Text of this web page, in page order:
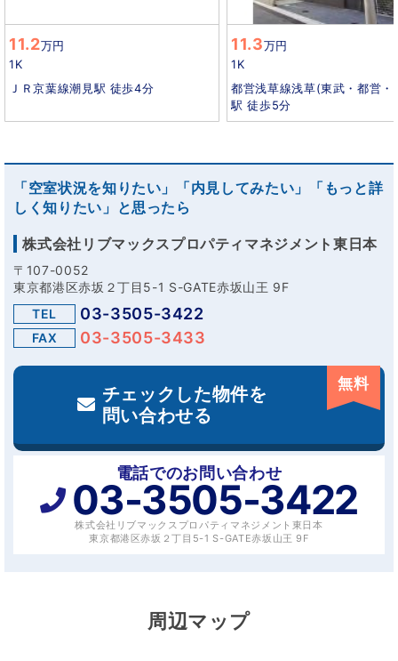
11.2万円
1K
ＪＲ京葉線潮見駅 徒歩4分
11.3万円
1K
都営浅草線浅草(東武・都営・
駅 徒歩5分
「空室状況を知りたい」「内見してみたい」「もっと詳
しく知りたい」と思ったら
株式会社リブマックスプロパティマネジメント東日本
〒107-0052
東京都港区赤坂２丁目5-1 S-GATE赤坂山王 9F
TEL
03-3505-3422
FAX 03-3505-3433
チェックした物件を
問い合わせる
無料
電話でのお問い合わせ
03-3505-3422
株式会社リブマックスプロパティマネジメント東日本
東京都港区赤坂２丁目5-1 S-GATE赤坂山王 9F
周辺マップ